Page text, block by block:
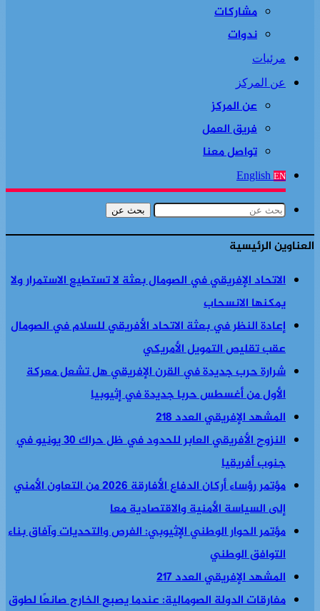
مشاركات
ندوات
مرئيات
عن المركز
عن المركز
فريق العمل
تواصل معنا
English EN
بحث عن
العناوين الرئيسية
الاتحاد الإفريقي في الصومال بعثة لا تستطيع الاستمرار ولا
يمكنها الانسحاب
إعادة النظر في بعثة الاتحاد الأفريقي للسلام في الصومال
عقب تقليص التمويل الأمريكي
شرارة حرب جديدة في القرن الإفريقي هل تشعل معركة
الأول من أغسطس حربا جديدة في إثيوبيا
المشهد الإفريقي العدد 218
النزوح الأفريقي العابر للحدود في ظل حراك 30 يونيو في
جنوب أفريقيا
مؤتمر رؤساء أركان الدفاع الأفارقة 2026 من التعاون الأمني
إلى السياسة الأمنية والاقتصادية معا
مؤتمر الحوار الوطني الإثيوبي: الفرص والتحديات وآفاق بناء
التوافق الوطني
المشهد الإفريقي العدد 217
مفارقات الدولة الصومالية: عندما يصبح الخارج صانعًا لطوق